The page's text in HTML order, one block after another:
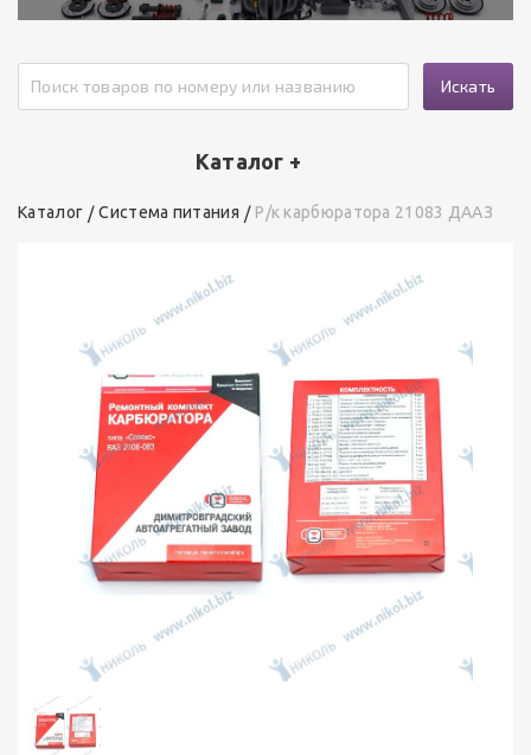
Искать
Каталог +
Каталог Система питания Р/к карбюратора 21083 ДААЗ